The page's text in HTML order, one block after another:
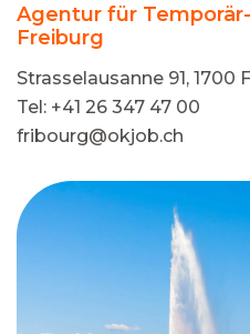
Agentur für
Freiburg
Strasselausanne 91, 1700
Tel: +41 26 347 47 00
fribourg@okjob.ch